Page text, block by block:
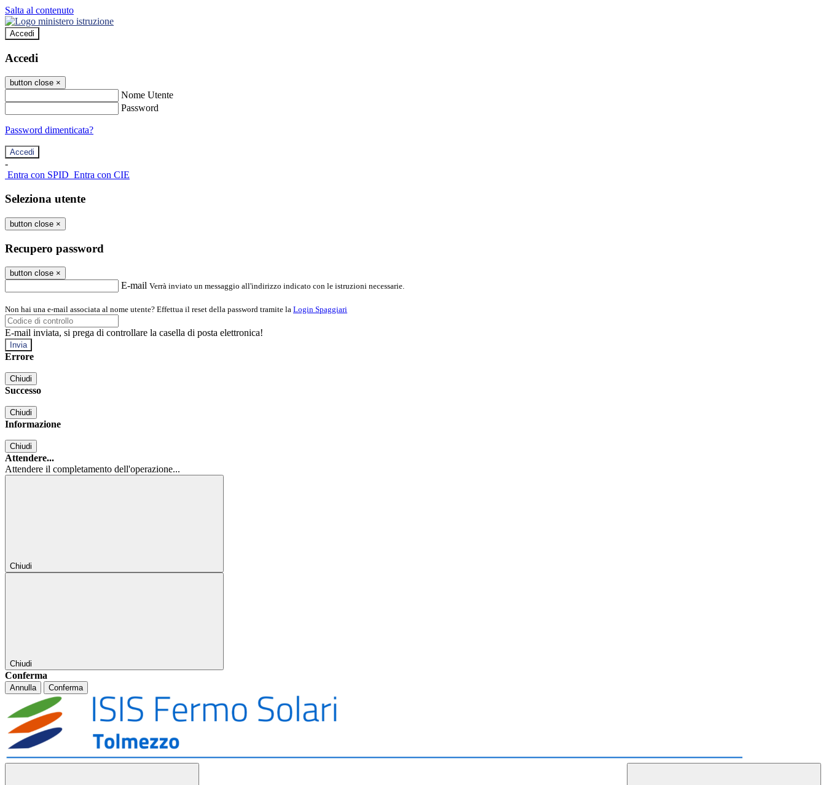
Salta al contenuto
Accedi
Accedi
button close ×
Nome Utente
Password
Password dimenticata?
-
Entra con SPID Entra con CIE
Seleziona utente
button close ×
Recupero password
button close ×
E-mail Verrà inviato un messaggio all'indirizzo indicato con le istruzioni necessarie.
Non hai una e-mail associata al nome utente? Effettua il reset della password tramite la Login Spaggiari
E-mail inviata, si prega di controllare la casella di posta elettronica!
Errore
Chiudi
Successo
Chiudi
Informazione
Chiudi
Attendere...
Attendere il completamento dell'operazione...
Chiudi
Chiudi
Conferma
Annulla Conferma